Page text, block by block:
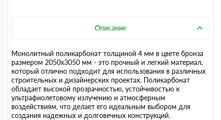
Описание
Монолитный поликарбонат толщиной 4 мм в цвете бронза
размером 2050х3050 мм - это прочный и легкий материал,
который отлично подходит для использования в различных
строительных и дизайнерских проектах. Поликарбонат
обладает высокой прозрачностью, устойчивостью к
ультрафиолетовому излучению и атмосферным
воздействиям, что делает его идеальным выбором для
создания надежных и долговечных конструкций.